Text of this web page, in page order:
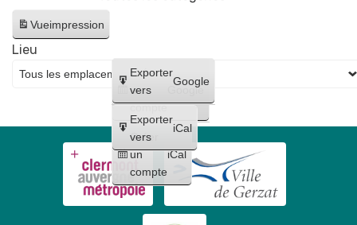
Vueimpression
Créer
un
compte
Google
Créer
un
compte
iCal
Exporter
vers
Google
Exporter
vers
iCal
Lieu